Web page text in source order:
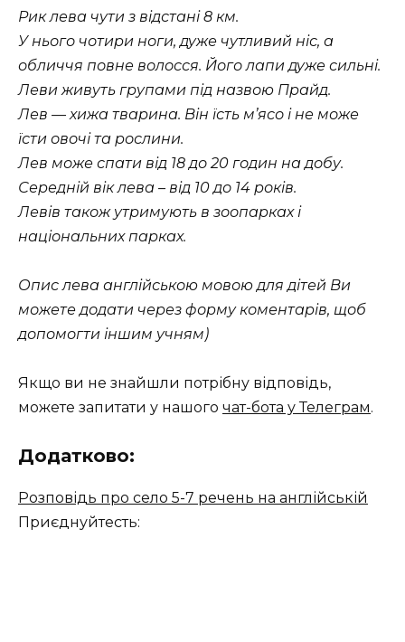
Рик лева чути з відстані 8 км.
У нього чотири ноги, дуже чутливий ніс, а
обличчя повне волосся. Його лапи дуже сильні.
Леви живуть групами під назвою Прайд.
Лев — хижа тварина. Він їсть м’ясо і не може
їсти овочі та рослини.
Лев може спати від 18 до 20 годин на добу.
Середній вік лева – від 10 до 14 років.
Левів також утримують в зоопарках і
національних парках.
Опис лева англійською мовою для дітей Ви
можете додати через форму коментарів, щоб
допомогти іншим учням)
Якщо ви не знайшли потрібну відповідь,
можете запитати у нашого чат-бота у Телеграм.
Додатково:
Розповідь про село 5-7 речень на англійській
Приєднуйтесть: